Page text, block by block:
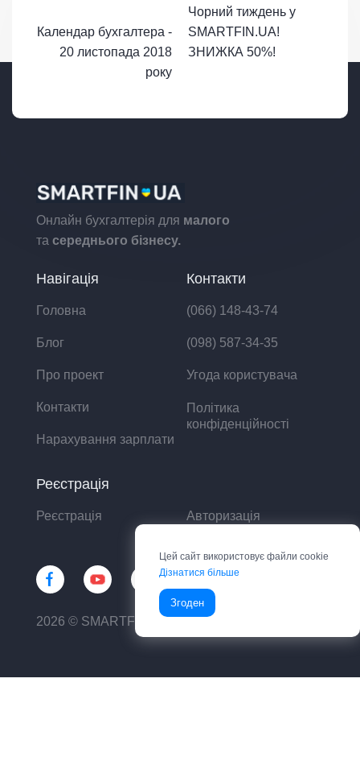
Календар бухгалтера -
20 листопада 2018
року
Чорний тиждень у
SMARTFIN.UA!
ЗНИЖКА 50%!
Онлайн бухгалтерія для малого
та середнього бізнесу.
2026 © SMARTFIN UA
Навігація
Головна
Блог
Про проект
Контакти
Нарахування зарплати
Контакти
(066) 148-43-74
(098) 587-34-35
Угода користувача
Політика
конфіденційності
Реєстрація
Реєстрація Авторизація
Цей сайт використовує файли cookie
Дізнатися більше
Згоден